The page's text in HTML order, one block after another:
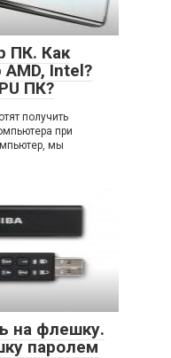
ПК. Как
Intel?
ПК?
получить
при
мы
на флешку.
паролем